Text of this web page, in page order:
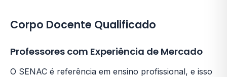
Corpo Docente Qualificado
Professores com Experiência de Mercado
O SENAC é referência em ensino profissional, e isso